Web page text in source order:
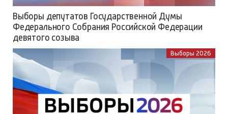
Выборы депутатов Государственной Думы
Федерального Собрания Российской Федерации
девятого созыва
Выборы 2026